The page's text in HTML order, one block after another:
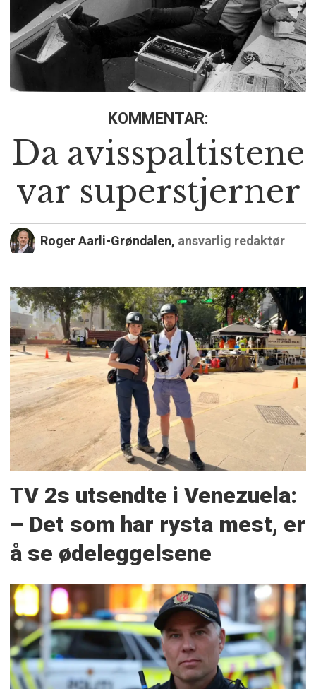
KOMMENTAR:
Da avisspaltistene
var superstjerner
Roger Aarli-Grøndalen, ansvarlig redaktør
TV 2s utsendte i Venezuela:
– Det som har rysta mest, er
å se ødeleggelsene